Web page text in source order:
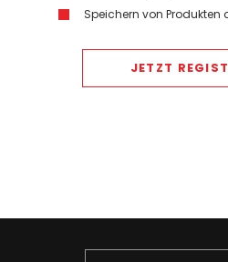
Speichern von
JETZT